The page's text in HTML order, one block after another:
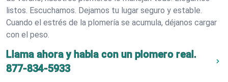
listos. Escuchamos. Dejamos tu lugar seguro y estable.
Cuando el estrés de la plomería se acumula, déjanos cargar
con el peso.
Llama ahora y habla con un plomero real.
877-834-5933